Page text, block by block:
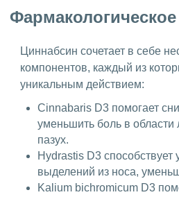
Циннабсин сочетает в себе
компонентов, каждый из
уникальным действием:
Cinnabaris D3 помогает
уменьшить боль в
пазух.
Hydrastis D3 способствует
выделений из носа,
Kalium bichromicum D3